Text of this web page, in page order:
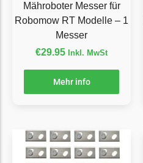
Fuxtec Messer
Begrenzungsdraht
Garden Feelings
Garden Feelings Messer
Begrenzungsdraht
Greenworks Messer
Begrenzungsdraht
Mähroboter Messer für
Robomow RT Modelle – 1
Messer
€29.95 Inkl. MwSt
Mehr info